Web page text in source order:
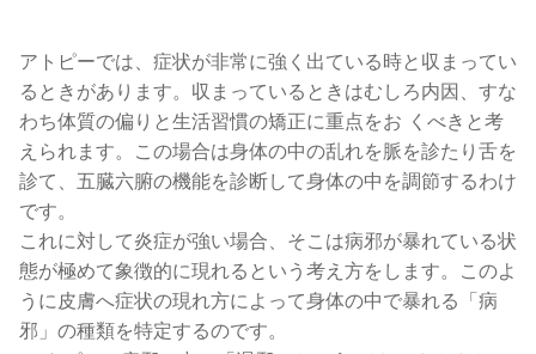
アトピーでは、症状が非常に強く出ている時と収まってい
るときがあります。収まっているときはむしろ内因、すな
わち体質の偏りと生活習慣の矯正に重点をお くべきと考
えられます。この場合は身体の中の乱れを脈を診たり舌を
診て、五臓六腑の機能を診断して身体の中を調節するわけ
です。
これに対して炎症が強い場合、そこは病邪が暴れている状
態が極めて象徴的に現れるという考え方をします。このよ
うに皮膚へ症状の現れ方によって身体の中で暴れる「病
邪」の種類を特定するのです。